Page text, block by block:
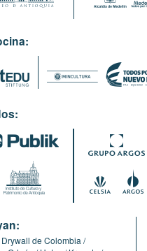
Drywall de Colombia